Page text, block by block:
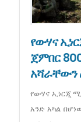
የውሃና
ጀምበር
አሻራቸውን
የውሃና ኢነርጂ
አንድ አካል